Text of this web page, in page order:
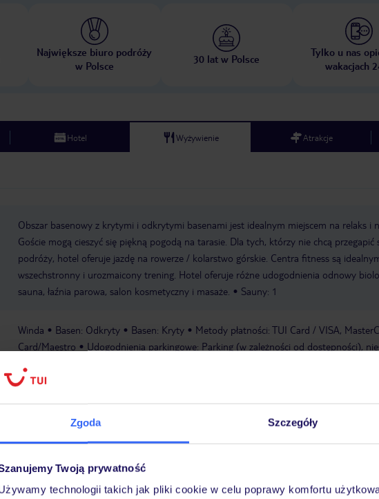
Zgoda Szczegóły
Twoją prywatność
technologii takich jak pliki cookie w celu poprawy komfortu
Największe biuro podróży
w Polsce
30 lat w Polsce
Tylko u nas
wakacjach
Hotel Wyżywienie Atrakcje
Obszar basenowy z krytymi i odkrytymi basenami jest idealnym miejscem na relaks i
Goście mogą cieszyć się piękną pogodą na tarasie. Dla tych, którzy nie chcą
podróży, hotel oferuje jazdę na rowerze / kolarstwo górskie. Centra fitness są
wszechstronny i urozmaicony trening. Hotel oferuje różne udogodnienia odnowy
sauna, łaźnia parowa, salon kosmetyczny i masaże.
Sauny: 1
Winda Basen: Odkryty Basen: Kryty
Metody płatności: TUI Card / VISA,
Card/Maestro
Udogodnienia parkingowe: Parking (w zależności od dostępności),
4 gwiazdki
W rezerwowanym hotelu opieka wyłącznie poprzez TUI Service Center 24/7:
pośrednictwem czatu w aplikacji TUI w serwisie myTUI. W aplikacji TUI znajdą
również wycieczki fakultatywne. Jeśli potrzebują Państwo naszej pomocy TUI podczas
do Państwa dyspozycji telefonicznie oraz sms-owo. Szczegółytutaj.